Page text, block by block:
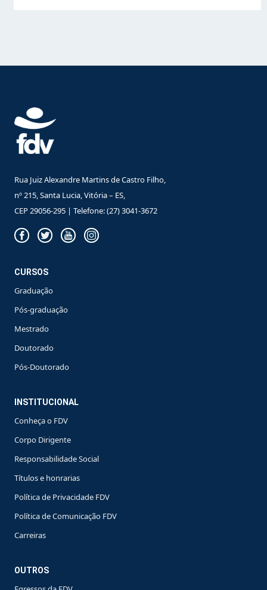
Rua Juiz Alexandre Martins de Castro Filho,
nº 215, Santa Lucia, Vitória – ES,
CEP 29056-295 | Telefone: (27) 3041-3672
CURSOS
Graduação
Pós-graduação
Mestrado
Doutorado
Pós-Doutorado
INSTITUCIONAL
Conheça o FDV
Corpo Dirigente
Responsabilidade Social
Títulos e honrarias
Política de Privacidade FDV
Política de Comunicação FDV
Carreiras
OUTROS